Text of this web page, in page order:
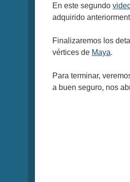
En este segundo
adquirido
Finalizaremos los
vértices de Maya.
Para terminar,
a buen seguro, nos